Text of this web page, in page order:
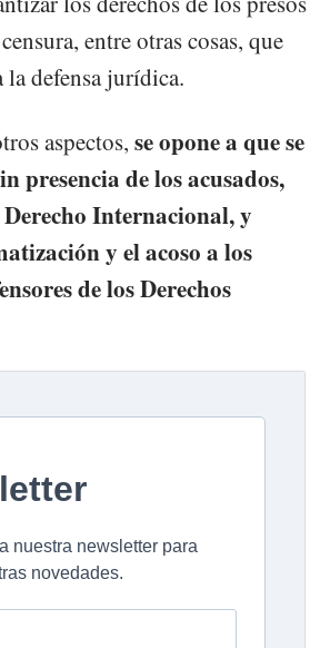
entre otras cosas, que
la defensa jurídica.
aspectos, se opone a que se
presencia de los acusados,
Internacional, y
y el acoso a los
de los Derechos